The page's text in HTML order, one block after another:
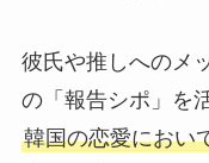
彼氏や推しへのメ
の「報告シポ」を
韓国の恋愛におい